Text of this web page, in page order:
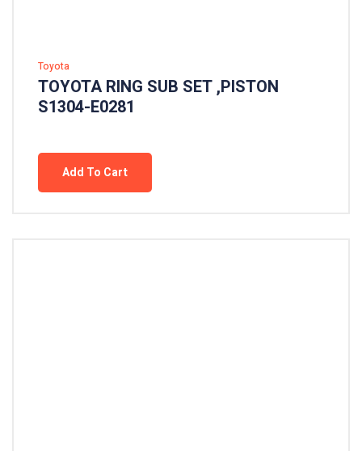
Toyota
TOYOTA RING SUB SET ,PISTON
S1304-E0281
Add To Cart